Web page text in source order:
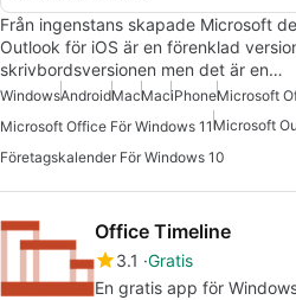
Från ingenstans skapade Microsoft
Outlook för iOS är en förenklad
skrivbordsversionen men det är en…
WindowsAndroidMacMaciPhoneMicrosoft
Microsoft Office För Windows 11Microsoft
Företagskalender För Windows 10
Office Timeline
3.1 Gratis
En gratis app för